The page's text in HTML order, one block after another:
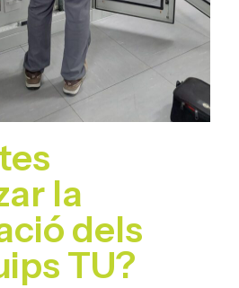
la
dels
TU?